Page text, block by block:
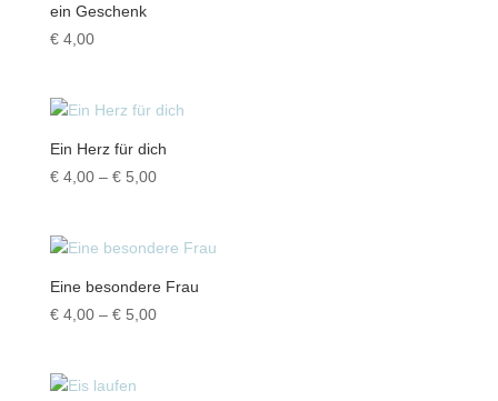
ein Geschenk
€4,00
Ein Herz für dich
€4,00 – €5,00Preisspanne:
€ 5,00
Eine besondere Frau
€4,00 – €5,00Preisspanne: